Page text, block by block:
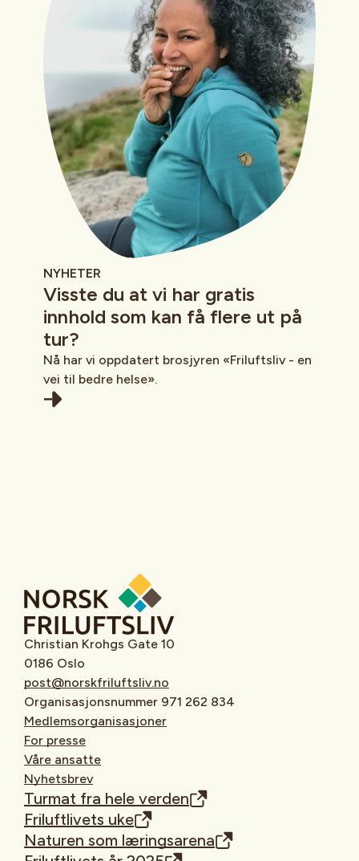
NYHETER
Visste du at vi har gratis
innhold som kan få flere ut på
tur?
Nå har vi oppdatert brosjyren «Friluftsliv - en
vei til bedre helse».
Christian Krohgs Gate 10
0186 Oslo
post@norskfriluftsliv.no
Organisasjonsnummer 971 262 834
Medlemsorganisasjoner
For presse
Våre ansatte
Nyhetsbrev
Turmat fra hele verden
Friluftlivets uke
Naturen som læringsarena